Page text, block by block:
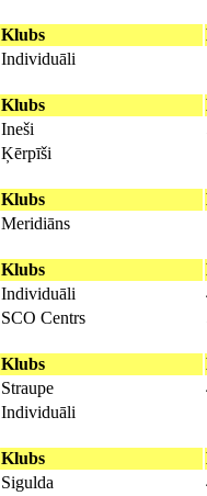
Klubs
Individuāli
Klubs
Ineši
Ķērpīši
Klubs
Meridiāns
Klubs
Individuāli
SCO Centrs
Klubs
Straupe
Individuāli
Klubs
Sigulda